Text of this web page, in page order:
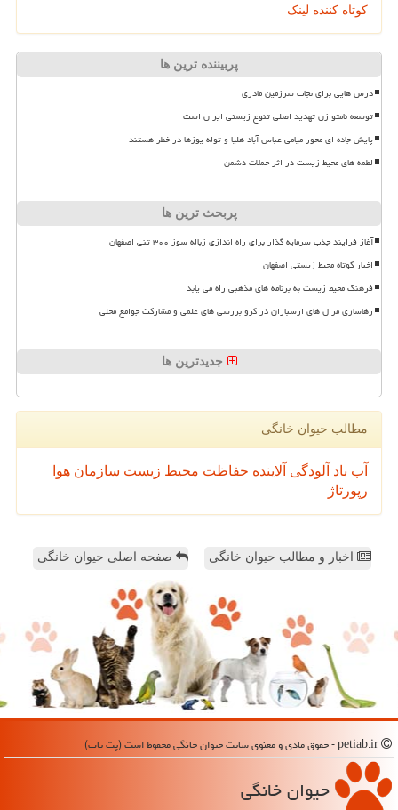
کوتاه کننده لینک
پربیننده ترین ها
درس هایی برای نجات سرزمین مادری
توسعه نامتوازن تهدید اصلی تنوع زیستی ایران است
پایش جاده ای محور میامی-عباس آباد هلیا و توله یوزها در خطر هستند
لطمه های محیط زیست در اثر حملات دشمن
پربحث ترین ها
آغاز فرایند جذب سرمایه گذار برای راه اندازی زباله سوز ۳۰۰ تنی اصفهان
اخبار کوتاه محیط زیستی اصفهان
فرهنگ محیط زیست به برنامه های مذهبی راه می یابد
رهاسازی مرال های ارسباران در گرو بررسی های علمی و مشارکت جوامع محلی
جدیدترین ها
مطالب حیوان خانگی
آب باد آلودگی آلاینده حفاظت محیط زیست سازمان هوا
رپورتاژ
اخبار و مطالب حیوان خانگی صفحه اصلی حیوان خانگی
حیوان خانگی